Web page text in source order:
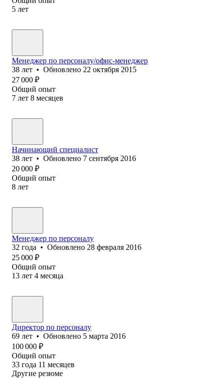
5 лет
Менеджер по персоналу/офис-менеджер
38 лет • Обновлено 22 октября 2015
27 000 ₽
Общий опыт
7 лет 8 месяцев
Начинающий специалист
38 лет • Обновлено 7 сентября 2016
20 000 ₽
Общий опыт
8 лет
Менеджер по персоналу
32 года • Обновлено 28 февраля 2016
25 000 ₽
Общий опыт
13 лет 4 месяца
Директор по персоналу
69 лет • Обновлено 5 марта 2016
100 000 ₽
Общий опыт
33 года 11 месяцев
Другие резюме